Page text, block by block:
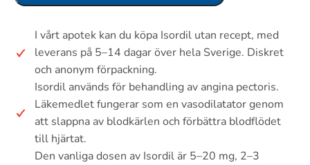
I vårt apotek kan du köpa Isordil utan recept, med
leverans på 5–14 dagar över hela Sverige. Diskret
och anonym förpackning.
Isordil används för behandling av angina pectoris.
Läkemedlet fungerar som en vasodilatator genom
att slappna av blodkärlen och förbättra blodflödet
till hjärtat.
Den vanliga dosen av Isordil är 5–20 mg, 2–3